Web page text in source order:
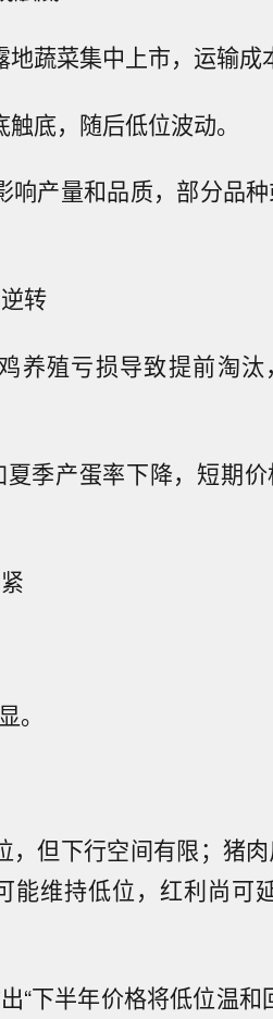
蔬菜集中上市，运输成
底，随后低位波动。
产量和品质，部分品
转
养殖亏损导致提前淘汰
季产蛋率下降，短期价
。
但下行空间有限；猪
能维持低位，红利尚可
“下半年价格将低位温和